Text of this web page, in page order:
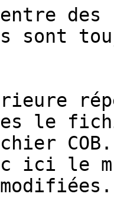
entre
sont
le
ici le